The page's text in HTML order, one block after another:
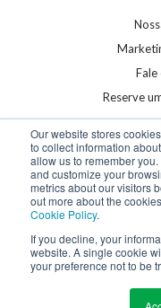
Our website stores
to collect information
allow us to remember
and customize your
metrics about our visitors
out more about the
Cookie Policy.
If you decline, your
website. A single cookie
your preference not to be
Fale
Reserve
©2026WSI. Todos